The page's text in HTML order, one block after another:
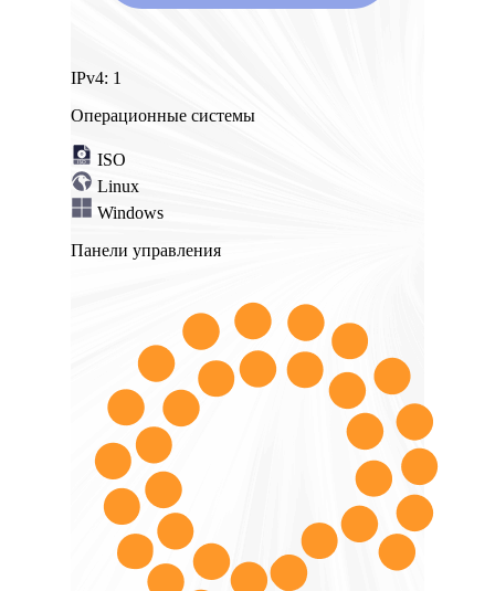
IPv4: 1
Операционные системы
ISO
Linux
Windows
Панели управления